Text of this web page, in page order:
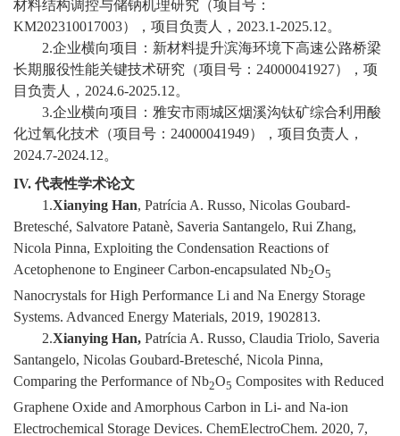
师
资
伍
学
科
校
园
活
材料结构调控与储钠机理研究（项目号：
KM202310017003），项目负责人， 2023.1-2025.12。
2.企业横向项目：新材料提升滨海环境下高速公路桥梁
长期服役性能关键技术研究（项目号： 24000041927），项
目负责人， 2024.6-2025.12。
3.企业横向项目：雅安市雨城区烟溪沟钛矿综合利用酸
化过氧化技术（项目号： 24000041949），项目负责人，
2024.7-2024.12。
IV. 代表性学术论文
1.Xianying Han, Patrícia A. Russo, Nicolas Goubard-
Bretesché, Salvatore Patanè, Saveria Santangelo, Rui Zhang,
Nicola Pinna, Exploiting the Condensation Reactions of
Acetophenone to Engineer Carbon-encapsulated Nb2O5
Nanocrystals for High Performance Li and Na Energy Storage
Systems. Advanced Energy Materials, 2019, 1902813.
2.Xianying Han, Patrícia A. Russo, Claudia Triolo, Saveria
Santangelo, Nicolas Goubard-Bretesché, Nicola Pinna,
Comparing the Performance of Nb2O5 Composites with Reduced
Graphene Oxide and Amorphous Carbon in Li- and Na-ion
Electrochemical Storage Devices. ChemElectroChem. 2020, 7,